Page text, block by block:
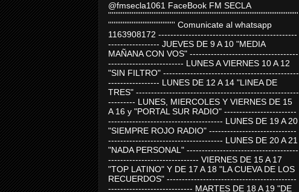
@fmsecla1061 FaceBook FM SECLA
'''''''''''''''''''''''''''''''''''''''''''''''''''''''''''''''''''''''''''''''''''''''''''''''''''''''''
''''''''''''''''''''''''''''''''''''' Comunicate al whatsapp
1163908172 ----------------------------------------------
----------------- JUEVES DE 9 A 10 "MEDIA
MAÑANA CON VOS" ------------------------------------
------------------------- LUNES A VIERNES 10 A 12
"SIN FILTRO" ---------------------------------------------
----------------- LUNES DE 12 A 14 "LINEA DE
TRES" ------------------------------------------------------
--------- LUNES, MIERCOLES Y VIERNES DE 15
A 16 y "PORTAL SUR RADIO" ------------------------
-------------------------------------- LUNES DE 19 A 20
"SIEMPRE ROJO RADIO" -----------------------------
-------------------------------------- LUNES DE 20 A 21
"NADA PERSONAL" -------------------------------------
------------------------------ VIERNES DE 15 A 17
"TOP LATINO" Y DE 17 A 18 "LA CUEVA DE LOS
RECUERDOS" -------------------------------------------
---------------------------- MARTES DE 18 A 19 "DE